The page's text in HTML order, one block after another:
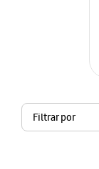
Filtrar por